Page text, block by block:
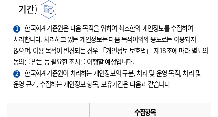
기간)
1
한국회계기준원은 다음 목적을 위하여 최소한의 개인정보를 수집하여
처리합니다. 처리하고 있는 개인정보는 다음 목적이외의 용도로는 이용되지
않으며, 이용 목적이 변경되는 경우 「개인정보 보호법」 제18조에 따라 별도의
동의를 받는 등 필요한 조치를 이행할 예정입니다.
2
한국회계기준원이 처리하는 개인정보의 구분, 처리 및 운영 목적, 처리 및
운영 근거, 수집하는 개인정보 항목, 보유기간은 다음과 같습니다
수집항목